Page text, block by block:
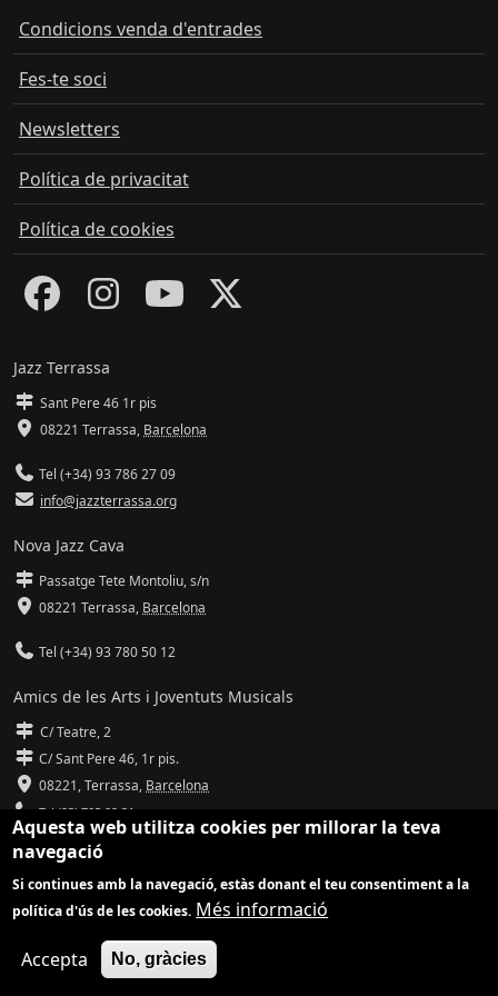
Condicions venda d'entrades
Fes-te soci
Newsletters
Política de privacitat
Política de cookies
Jazz Terrassa
Sant Pere 46 1r pis
08221 Terrassa, Barcelona
Tel (+34) 93 786 27 09
info@jazzterrassa.org
Nova Jazz Cava
Passatge Tete Montoliu, s/n
08221 Terrassa, Barcelona
Tel (+34) 93 780 50 12
Amics de les Arts i Joventuts Musicals
C/ Teatre, 2
C/ Sant Pere 46, 1r pis.
08221,Terrassa, Barcelona
Tel (93) 785 92 31
info@amicsdelesarts-jjmm.cat
www.amicsdelesarts-jjmm.cat
Adaptació de
Aquesta web utilitza cookies per millorar la teva
navegació
Si continues amb la navegació, estàs donant el teu consentiment a la
política d'ús de les cookies. Més informació
Accepta No, gràcies